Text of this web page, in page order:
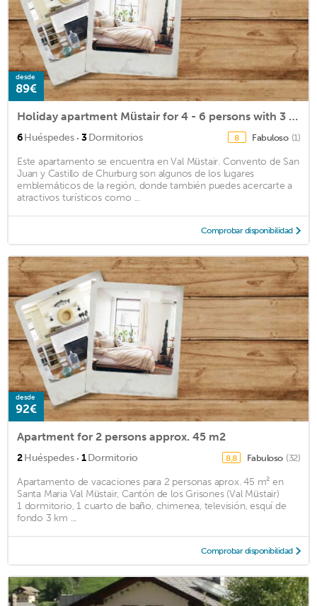
desde
89€
Holiday apartment Müstair for 4 - 6 persons with 3 bedrooms - Holiday apartment in a two family hous
6Huéspedes · 3Dormitorios 8 Fabuloso (1)
Este apartamento se encuentra en Val Müstair. Convento de San
Juan y Castillo de Churburg son algunos de los lugares
emblemáticos de la región, donde también puedes acercarte a
atractivos turísticos como ...
Comprobar disponibilidad
desde
92€
Apartment for 2 persons approx. 45 m2
2Huéspedes · 1Dormitorio 8,8 Fabuloso (32)
Apartamento de vacaciones para 2 personas aprox. 45 m² en
Santa Maria Val Müstair, Cantón de los Grisones (Val Müstair)
1 dormitorio, 1 cuarto de baño, chimenea, televisión, esquí de
fondo 3 km ...
Comprobar disponibilidad